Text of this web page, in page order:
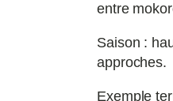
entre
Saison :
approches.
Exemple